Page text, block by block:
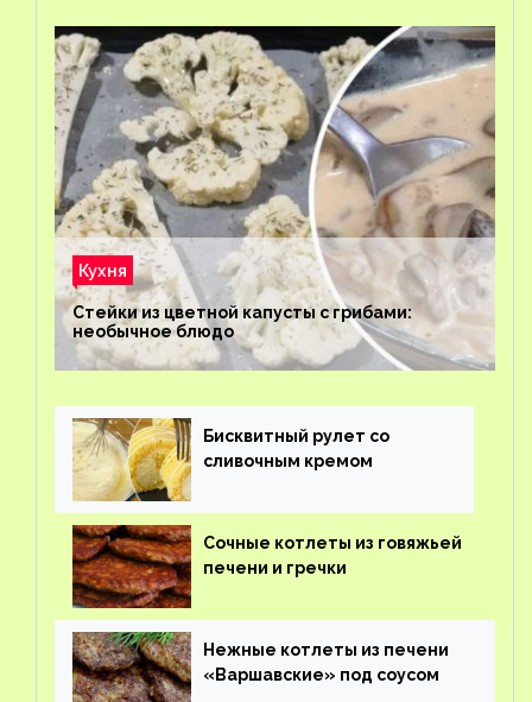
Кухня
Стейки из цветной капусты с грибами:
необычное блюдо
Бисквитный рулет со
сливочным кремом
Сочные котлеты из говяжьей
печени и гречки
Нежные котлеты из печени
«Варшавские» под соусом